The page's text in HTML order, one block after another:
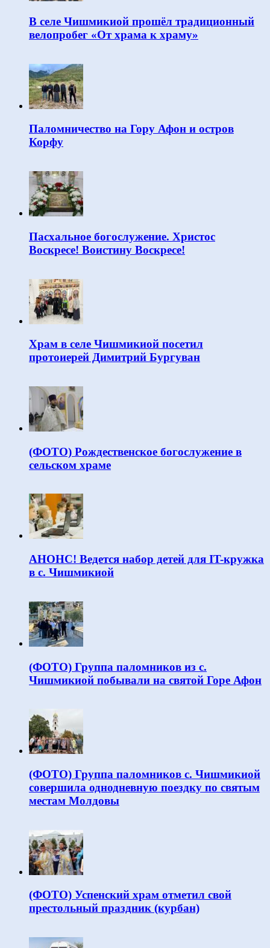
В селе Чишмикиой прошёл традиционный
велопробег «От храма к храму»
Паломничество на Гору Афон и остров
Корфу
Пасхальное богослужение. Христос
Воскресе! Воистину Воскресе!
Храм в селе Чишмикиой посетил
протоиерей Димитрий Бургуван
(ФОТО) Рождественское богослужение в
сельском храме
АНОНС! Ведется набор детей для IT-кружка
в с. Чишмикиой
(ФОТО) Группа паломников из с.
Чишмикиой побывали на святой Горе Афон
(ФОТО) Группа паломников с. Чишмикиой
совершила однодневную поездку по святым
местам Молдовы
(ФОТО) Успенский храм отметил свой
престольный праздник (курбан)